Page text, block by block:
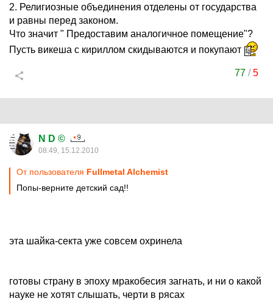
2. Религиозные объединения отделены от государства
и равны перед законом.
Что значит " Предоставим аналогичное помещение"?
Пусть викеша с кириллом скидываются и покупают
77 /5
N D ©
08:49, 15.12.2010
От пользователя Fullmetal Alchemist
Попы-верните детский сад!!
эта шайка-секта уже совсем охринела
готовы страну в эпоху мракобесия загнать, и ни о какой
науке не хотят слышать, черти в рясах